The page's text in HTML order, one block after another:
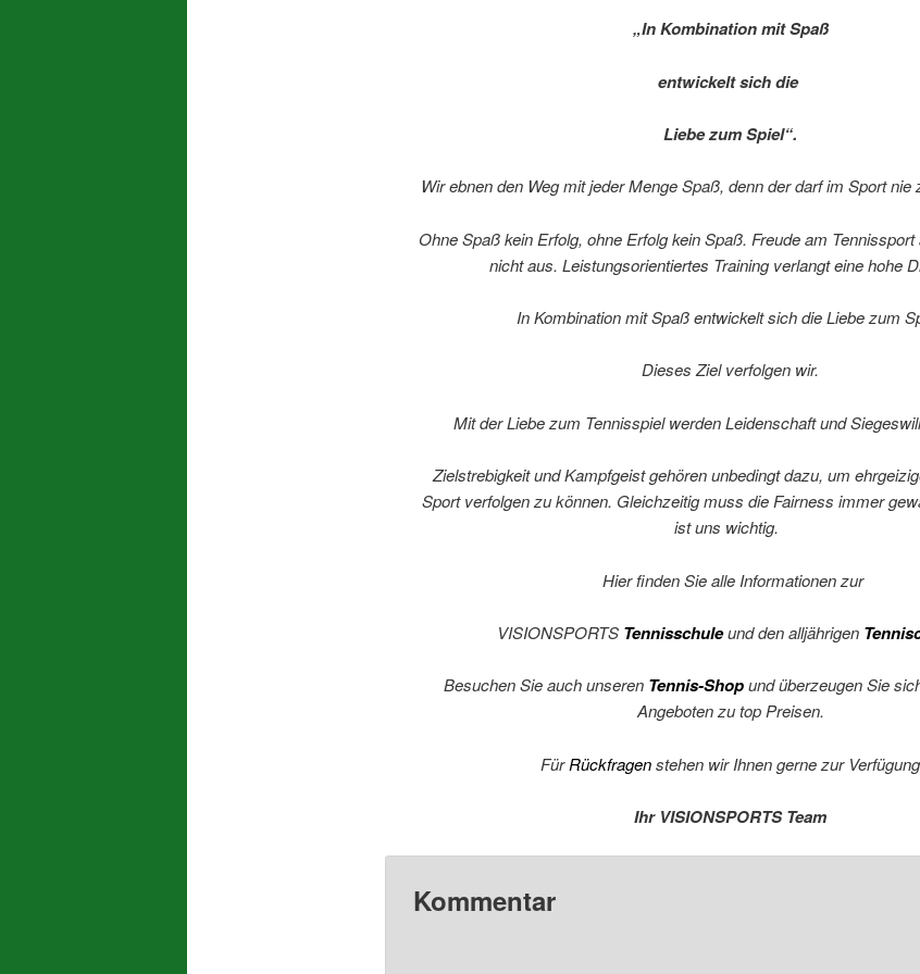
„In Kombination mit Spaß
entwickelt sich die
Liebe zum Spiel“.
Wir ebnen den Weg mit jeder Menge Spaß, denn der darf im Sport
Ohne Spaß kein Erfolg, ohne Erfolg kein Spaß. Freude am
nicht aus. Leistungsorientiertes Training verlangt eine hohe
In Kombination mit Spaß entwickelt sich die Liebe zum
Dieses Ziel verfolgen wir.
Mit der Liebe zum Tennisspiel werden Leidenschaft und
Zielstrebigkeit und Kampfgeist gehören unbedingt dazu, um
Sport verfolgen zu können. Gleichzeitig muss die Fairness immer
ist uns wichtig.
Hier finden Sie alle Informationen zur
VISIONSPORTS Tennisschuleund den alljährigen
Besuchen Sie auch unseren Tennis-Shopund überzeugen Sie
Angeboten zu top Preisen.
FürRückfragenstehen wir Ihnen gerne zur
Ihr VISIONSPORTS Team
Kommentar